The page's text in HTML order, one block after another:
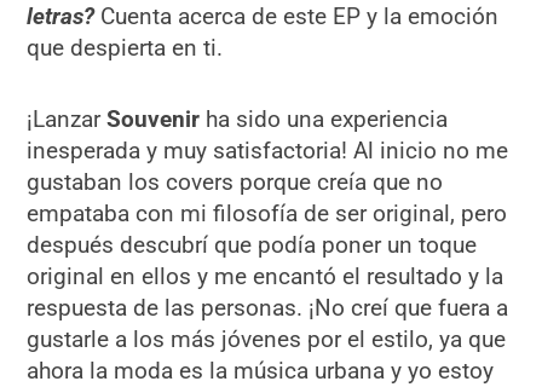
letras? Cuenta acerca de este EP y la emoción
que despierta en ti.
¡LanzarSouvenir ha sido una experiencia
inesperada y muy satisfactoria! Al inicio no me
gustaban los covers porque creía que no
empataba con mi filosofía de ser original, pero
después descubrí que podía poner un toque
original en ellos y me encantó el resultado y la
respuesta de las personas. ¡No creí que fuera a
gustarle a los más jóvenes por el estilo, ya que
ahora la moda es la música urbana y yo estoy